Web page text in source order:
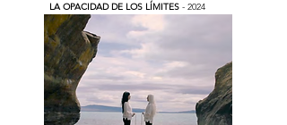
LA OPACIDAD DE LOS LÍMITES - 2024